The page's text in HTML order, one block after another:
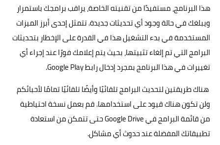
هذا البرنامج، مستفيدًا من تقنيته الخاصة، يراقب برامجك باستمرار
ويبلغك في حالة وجود أي تحديثات جديدة. تتمثل إحدى أبرز الميزات
المستخدمة في بدء التشغيل هذا في القدرة على الإخطار بتحديثات
البرامج التي تم إلغاء تثبيتها، بحيث يتم إعلامك فورًا عند إجراء أي
تغييرات في هذا البرنامج بمجرد إدخال رابط Google Play.
هناك طريقتين لتحديث البرامج تلقائيًا وأيضًا تلقائيًا تمامًا لأحبائكم
ولن تكون هناك قيود على استخدامها. قم بعمل نسخة احتياطية
من قائمة البرامج في Google Drive حتى تتمكن من استعادة
تطبيقاتك المفضلة عند حدوث أي مشاكل.